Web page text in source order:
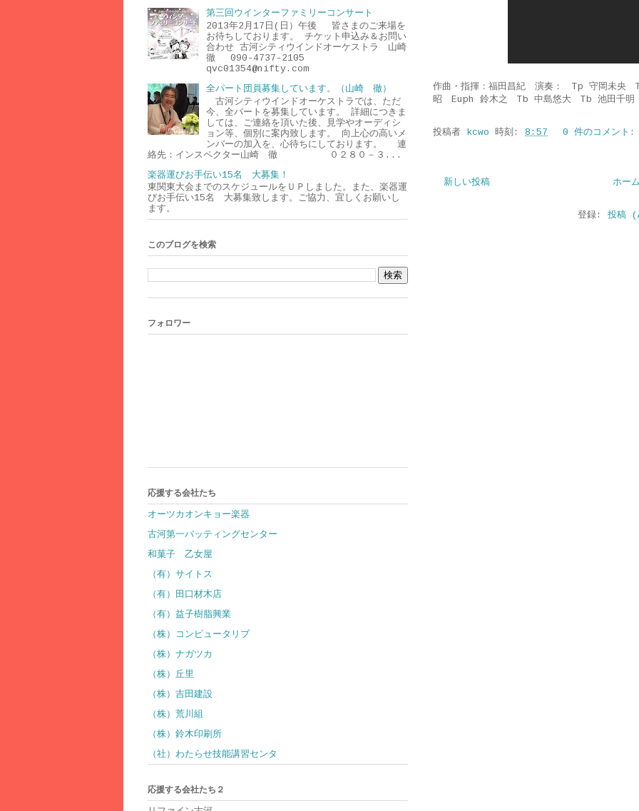
作曲・指揮：福田昌紀 演奏： Tp 守岡未
昭 Euph 鈴木之 Tb 中島悠大 Tb 池田千明
投稿者 kcwo 時刻: 8:57 0 件のコメン
新しい投稿 ホー
登録: 投稿
第三回ウインターファミリーコンサート
2013年2月17日(日）午後 皆さまのご来場を
お待ちしております。 チケット申込み＆お問い
合わせ 古河シティウインドオーケストラ 山崎
徹 090-4737-2105
qvc01354@nifty.com
全パート団員募集しています。（山崎 徹）
古河シティウインドオーケストラでは、ただ
今、全パートを募集しています。 詳細につきま
しては、ご連絡を頂いた後、見学やオーディシ
ョン等、個別に案内致します。 向上心の高いメ
ンバーの加入を、心待ちにしております。 連
絡先：インスペクター山崎 徹 ０２８０－３...
楽器運びお手伝い15名 大募集！
東関東大会までのスケジュールをＵＰしました。また、楽器運
びお手伝い15名 大募集致します。ご協力、宜しくお願いし
ます。
このブログを検索
フォロワー
応援する会社たち
オーツカオンキョー楽器
古河第一バッティングセンター
和菓子 乙女屋
（有）サイトス
（有）田口材木店
（有）益子樹脂興業
（株）コンピュータリブ
（株）ナガツカ
（株）丘里
（株）吉田建設
（株）荒川組
（株）鈴木印刷所
（社）わたらせ技能講習センタ
応援する会社たち２